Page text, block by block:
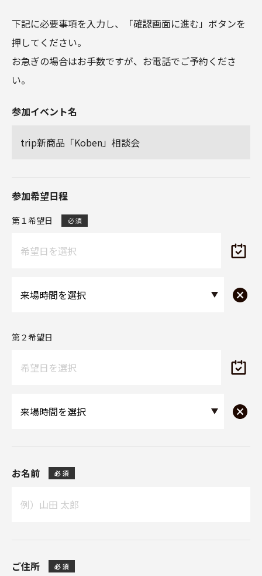
下記に必要事項を入力し、「確認画面に進む」ボタンを
押してください。
お急ぎの場合はお手数ですが、お電話でご予約くださ
い。
参加イベント名
trip新商品「Koben」相談会
参加希望日程
第１希望日
第２希望日
お名前
ご住所